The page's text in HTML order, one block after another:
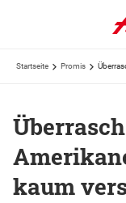
Startseite Promis
kaum